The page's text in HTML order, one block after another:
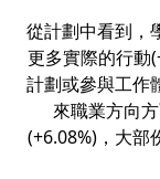
從計劃中看到，
更多實際的行動
計劃或參與工作
來職業方向
(+6.08%)，大部